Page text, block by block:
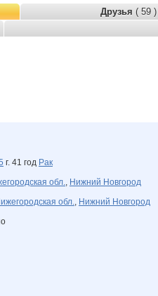
Друзья ( 59 )
г. 41 год Рак
обл., Нижний Новгород
обл., Нижний Новгород